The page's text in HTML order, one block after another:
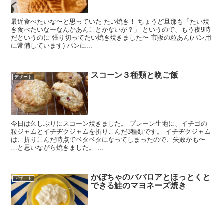
最近食べたいな〜と思っていた たい焼き！ ちょうど旦那も「たい焼
き食べたいなーなんかあんことかないが？」 というので、もう夜9時
だというのに 張り切ってたい焼き焼きました〜 市販の粒あん(パン用
に常備しています) パンに...
デザート スコーン３種類と晩ご飯
今日は久しぶりにスコーン焼きました。 プレーン生地に、イチゴの
粒ジャムとイチヂクジャムを折りこんだ3種類です。 イチヂクジャム
は、折りこんだ時点でベタベタになってしまったので、失敗かも〜
…と思いながら焼きました。 ...
デザート
かぼちゃのババロアとほっとくと
できる鮭のマヨネーズ焼き